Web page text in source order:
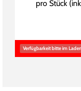
pro Stück
Verfügbarkeit bitte im